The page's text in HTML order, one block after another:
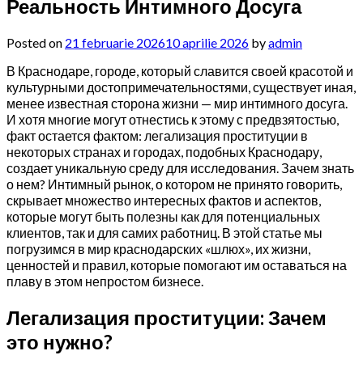
Реальность Интимного Досуга
Posted on 21 februarie 202610 aprilie 2026 byadmin
В Краснодаре, городе, который славится своей красотой и
культурными достопримечательностями, существует иная,
менее известная сторона жизни — мир интимного досуга.
И хотя многие могут отнестись к этому с предвзятостью,
факт остается фактом: легализация проституции в
некоторых странах и городах, подобных Краснодару,
создает уникальную среду для исследования. Зачем знать
о нем? Интимный рынок, о котором не принято говорить,
скрывает множество интересных фактов и аспектов,
которые могут быть полезны как для потенциальных
клиентов, так и для самих работниц. В этой статье мы
погрузимся в мир краснодарских «шлюх», их жизни,
ценностей и правил, которые помогают им оставаться на
плаву в этом непростом бизнесе.
Легализация проституции: Зачем
это нужно?